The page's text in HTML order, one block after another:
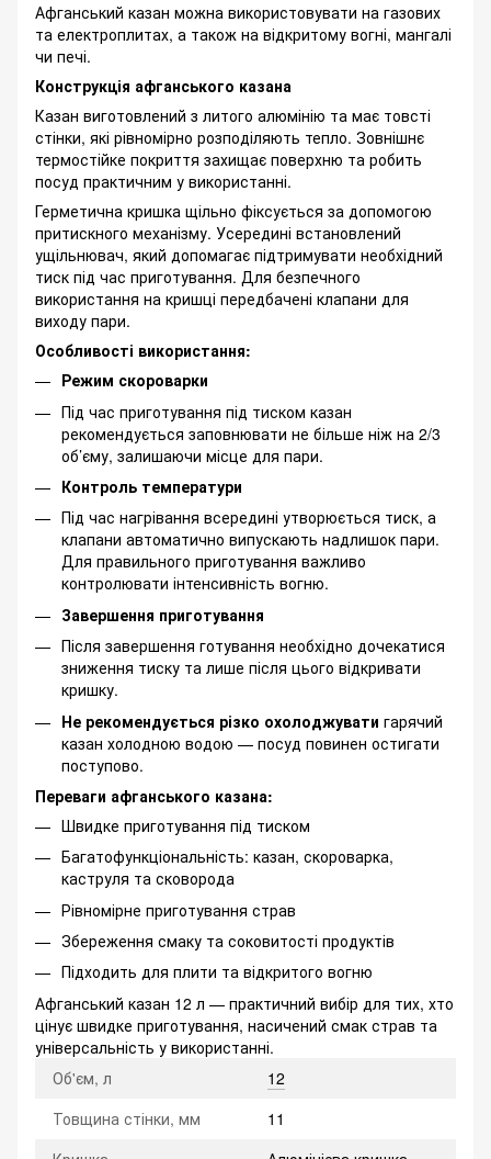
Афганський казан можна використовувати на газових
та електроплитах, а також на відкритому вогні, мангалі
чи печі.
Конструкція афганського казана
Казан виготовлений з литого алюмінію та має товсті
стінки, які рівномірно розподіляють тепло. Зовнішнє
термостійке покриття захищає поверхню та робить
посуд практичним у використанні.
Герметична кришка щільно фіксується за допомогою
притискного механізму. Усередині встановлений
ущільнювач, який допомагає підтримувати необхідний
тиск під час приготування. Для безпечного
використання на кришці передбачені клапани для
виходу пари.
Особливості використання:
Режим скороварки
Під час приготування під тиском казан
рекомендується заповнювати не більше ніж на 2/3
об’єму, залишаючи місце для пари.
Контроль температури
Під час нагрівання всередині утворюється тиск, а
клапани автоматично випускають надлишок пари.
Для правильного приготування важливо
контролювати інтенсивність вогню.
Завершення приготування
Після завершення готування необхідно дочекатися
зниження тиску та лише після цього відкривати
кришку.
Не рекомендується різко охолоджувати гарячий
казан холодною водою — посуд повинен остигати
поступово.
Переваги афганського казана:
Швидке приготування під тиском
Багатофункціональність: казан, скороварка,
каструля та сковорода
Рівномірне приготування страв
Збереження смаку та соковитості продуктів
Підходить для плити та відкритого вогню
Афганський казан 12 л — практичний вибір для тих, хто
цінує швидке приготування, насичений смак страв та
універсальність у використанні.
Об'єм, л
12
Товщина стінки, мм
11